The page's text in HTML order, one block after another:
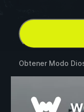
Obtener Modo